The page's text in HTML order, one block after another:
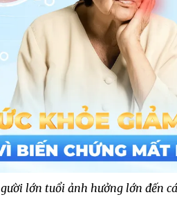
lớn tuổi ảnh hưởng lớn đến